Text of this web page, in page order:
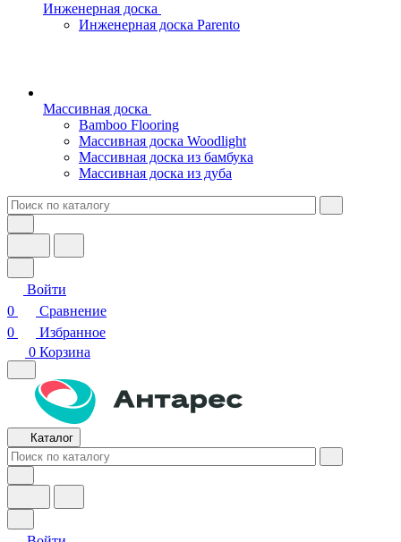
Инженерная доска
Инженерная доска Parento
Массивная доска
Bamboo Flooring
Массивная доска Woodlight
Массивная доска из бамбука
Массивная доска из дуба
Войти
0
Сравнение
0
Избранное
0 Корзина
Каталог